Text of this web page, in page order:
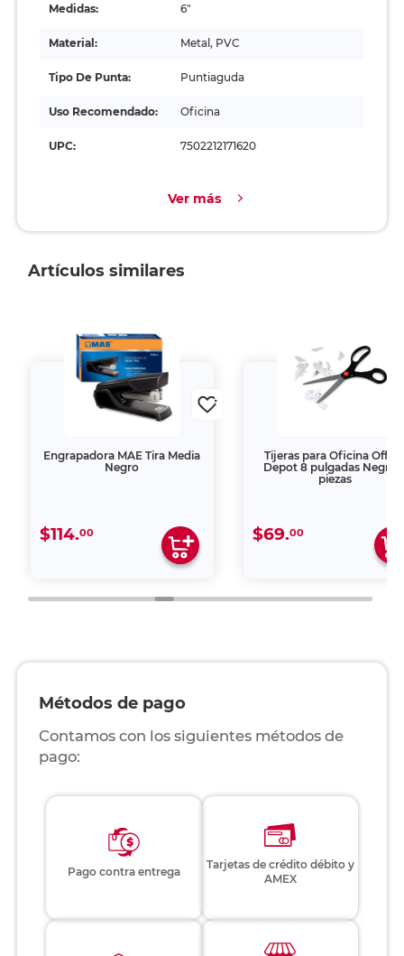
Medidas: 6"
Material: Metal, PVC
Tipo De Punta: Puntiaguda
Uso Recomendado: Oficina
UPC: 7502212171620
Ver más
Artículos similares
Engrapadora MAE Tira Media
Negro
$114.00
Tijeras para Oficina
Depot 8 pulgadas Negro
piezas
$69.00
Métodos de pago
Contamos con los siguientes métodos de
pago:
Pago contra entrega
Tarjetas de crédito débito y
AMEX